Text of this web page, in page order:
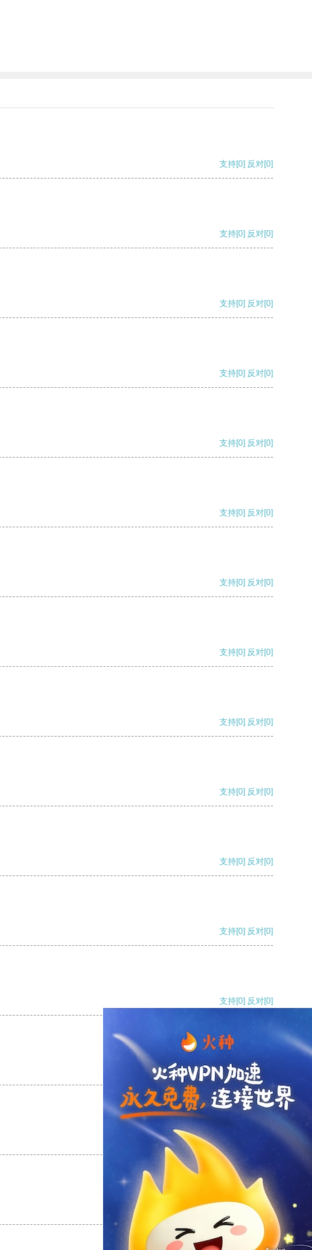
支持[0] 反对[0]
支持[0] 反对[0]
支持[0] 反对[0]
支持[0] 反对[0]
支持[0] 反对[0]
支持[0] 反对[0]
支持[0] 反对[0]
支持[0] 反对[0]
支持[0] 反对[0]
支持[0] 反对[0]
支持[0] 反对[0]
支持[0] 反对[0]
支持[0] 反对[0]
支持[0] 反对
支持
反对 [0]